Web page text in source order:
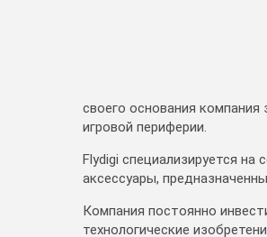
своего основания компания
игровой периферии.
Flydigi специализируется
аксессуары,
Компания постоянно
технологические